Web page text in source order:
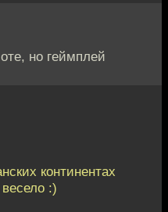
но геймплей
континентах
:)